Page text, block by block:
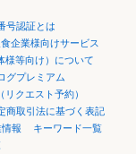
号認証とは
企業様向けサービス
様等向け）について
グプレミアム
リクエスト予約）
商取引法に基づく表記
報
キーワード一覧